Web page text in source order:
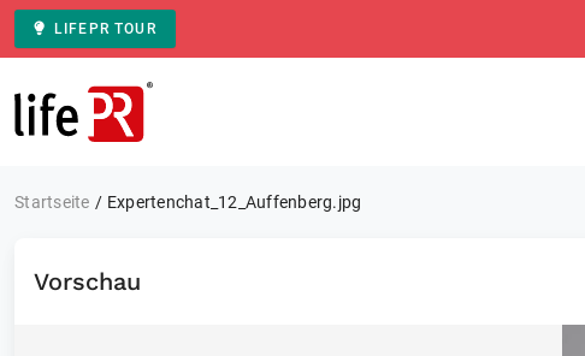
LIFEPR TOUR
Zur Startseite
Startseite Expertenchat_12_Auffenberg.jpg
Vorschau